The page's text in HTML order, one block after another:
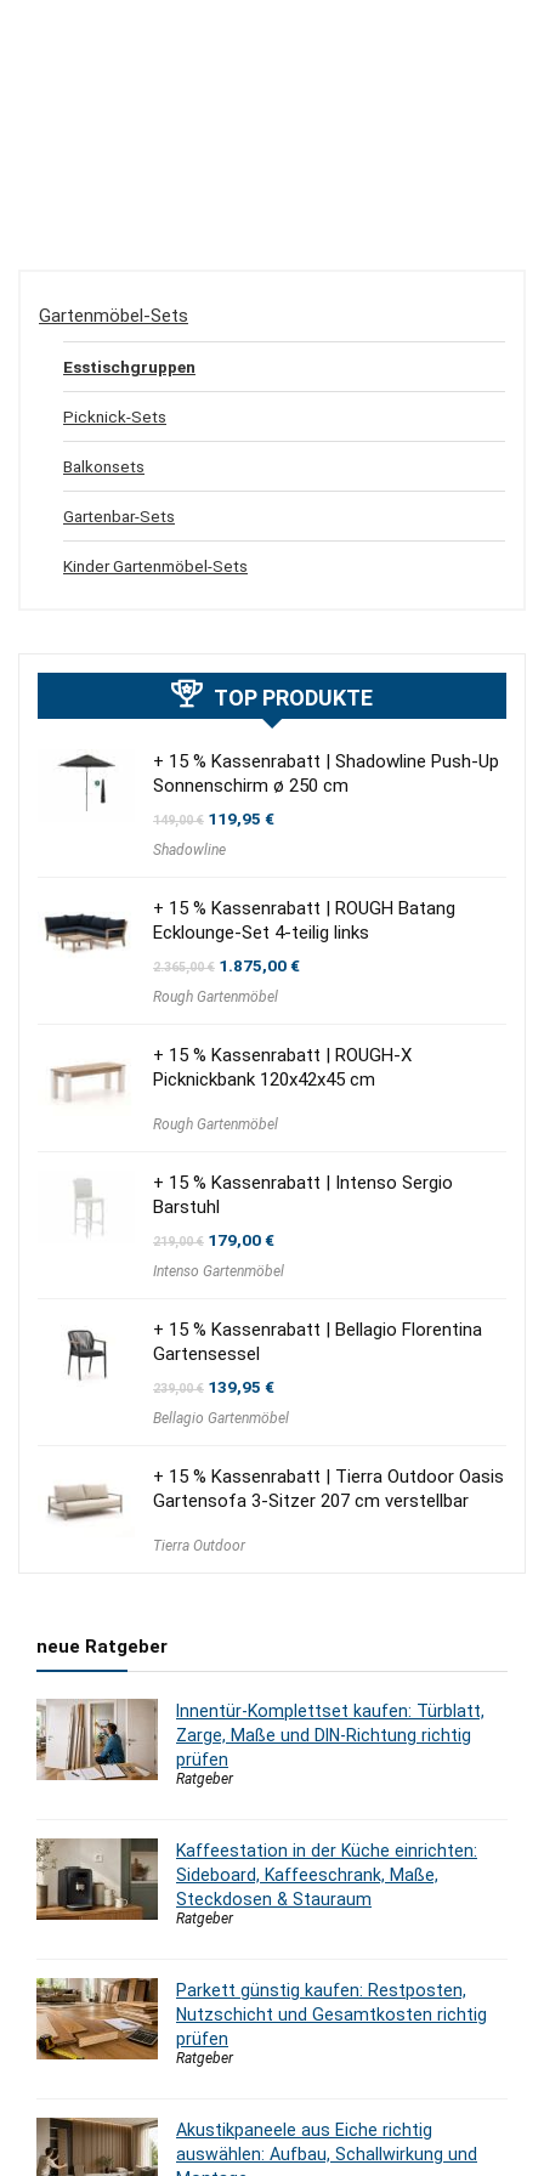
Gartenmöbel-Sets
Esstischgruppen
Picknick-Sets
Balkonsets
Gartenbar-Sets
Kinder Gartenmöbel-Sets
TOP PRODUKTE
+ 15 % Kassenrabatt | Shadowline Push-Up
Sonnenschirm ø 250 cm
149,00€ Ursprünglicher
war:
119,95 €Aktueller
Shadowline
+ 15 % Kassenrabatt | ROUGH Batang
Ecklounge-Set 4-teilig links
2.365,00€ Ursprünglicher
war:
1.875,00€Aktueller
Rough Gartenmöbel
+ 15 % Kassenrabatt | ROUGH-X
Picknickbank 120x42x45 cm
Rough Gartenmöbel
+ 15 % Kassenrabatt | Intenso Sergio
Barstuhl
219,00€ Ursprünglicher
war:
179,00€Aktueller
ist:
Intenso Gartenmöbel
+ 15 % Kassenrabatt | Bellagio Florentina
Gartensessel
239,00€ Ursprünglicher
war:
139,95 €Aktueller
ist:
Bellagio Gartenmöbel
+ 15 % Kassenrabatt | Tierra Outdoor Oasis
Gartensofa 3-Sitzer 207 cm verstellbar
Tierra Outdoor
neue Ratgeber
Innentür-Komplettset kaufen: Türblatt,
Zarge, Maße und DIN-Richtung richtig
prüfen
Ratgeber
Kaffeestation in der Küche einrichten:
Sideboard, Kaffeeschrank, Maße,
Steckdosen & Stauraum
Ratgeber
Parkett günstig kaufen: Restposten,
Nutzschicht und Gesamtkosten richtig
prüfen
Ratgeber
Akustikpaneele aus Eiche richtig
auswählen: Aufbau, Schallwirkung und